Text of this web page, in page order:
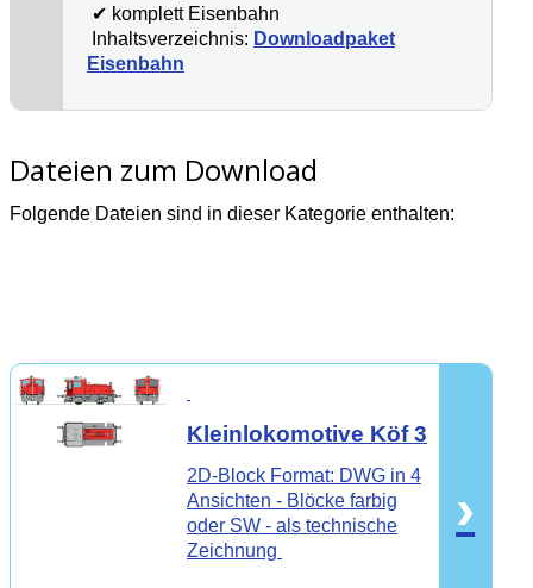
✔ komplett Eisenbahn
Inhaltsverzeichnis: Downloadpaket
Eisenbahn
Dateien zum Download
Folgende Dateien sind in dieser Kategorie enthalten:
Kleinlokomotive Köf 3
2D-Block Format: DWG in 4
Ansichten - Blöcke farbig
oder SW - als technische
Zeichnung
›